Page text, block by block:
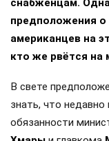
снабженцам.
предположения
американцев на
кто же рвётся на
В свете
знать, что недавно
обязанности